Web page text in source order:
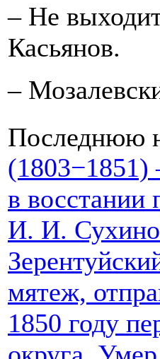
– Не
Касьянов.
–
Последнюю
(1803−1851)
в восстании
И. И.
мятеж,
1850 году